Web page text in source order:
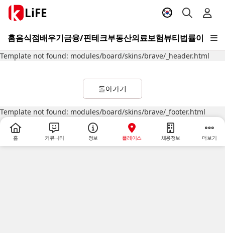
LiFE
홈음식점배우기금융/핀테크부동산의료보험뷰티법률이사/
Template not found: modules/board/skins/brave/_header.html
돌아가기
Template not found: modules/board/skins/brave/_footer.html
홈 커뮤니티 정보 플레이스 채용정보 더보기